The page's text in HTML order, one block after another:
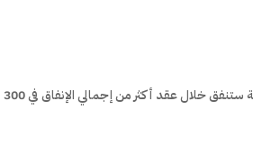
خلال عقد أكثر من إجمالي الإنفاق في 300 سنة